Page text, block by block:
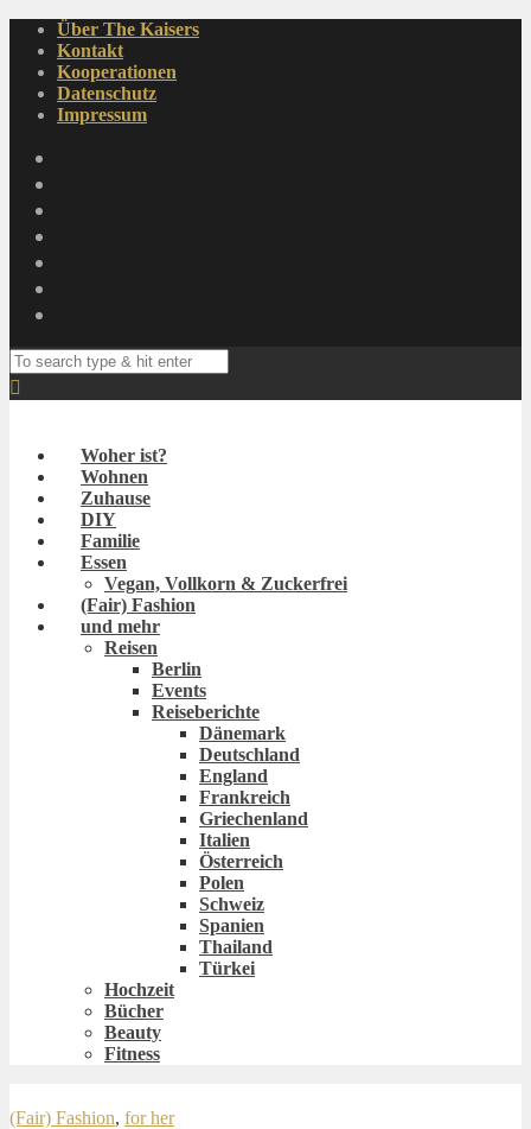
Über The Kaisers
Kontakt
Kooperationen
Datenschutz
Impressum
Woher ist?
Wohnen
Zuhause
DIY
Familie
Essen
Vegan, Vollkorn & Zuckerfrei
(Fair) Fashion
und mehr
Reisen
Berlin
Events
Reiseberichte
Dänemark
Deutschland
England
Frankreich
Griechenland
Italien
Österreich
Polen
Schweiz
Spanien
Thailand
Türkei
Hochzeit
Bücher
Beauty
Fitness
(Fair) Fashion, for her